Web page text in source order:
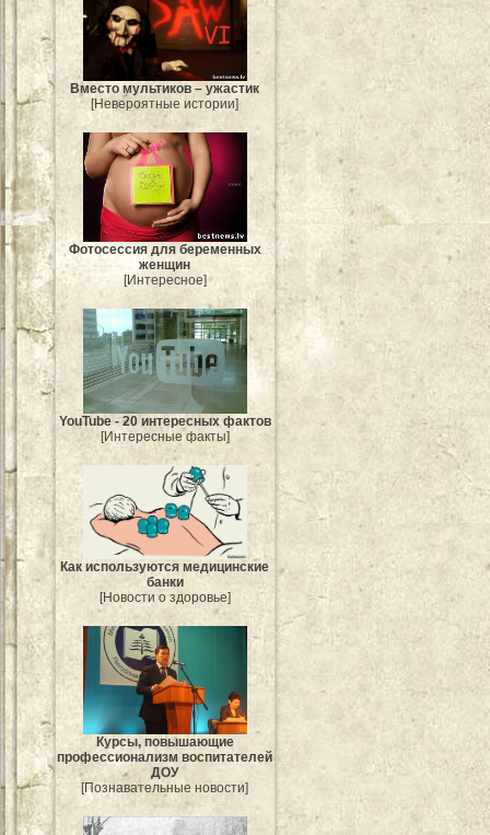
Вместо мультиков – ужастик
[Невероятные истории]
Фотосессия для беременных
женщин
[Интересное]
YouTube - 20 интересных фактов
[Интересные факты]
Как используются медицинские
банки
[Новости о здоровье]
Курсы, повышающие
профессионализм воспитателей
ДОУ
[Познавательные новости]